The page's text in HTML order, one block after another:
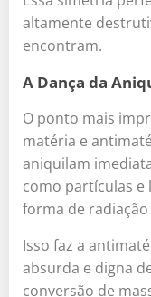
altamente
encontram.
A Dança da
O ponto mais
matéria e
aniquilam
como partículas e
forma de
Isso faz a
absurda e digna
conversão de